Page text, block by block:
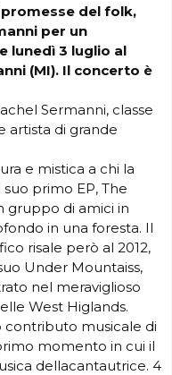
del folk,
per un
lunedì 3 luglio al
(MI). Il concerto è
Sermanni, classe
artista di grande
e mistica a chi la
primo EP, The
gruppo di amici in
in una foresta. Il
risale però al 2012,
Under Mountaiss,
nel meraviglioso
West Higlands.
contributo musicale di
momento in cui il
dellacantautrice. 4